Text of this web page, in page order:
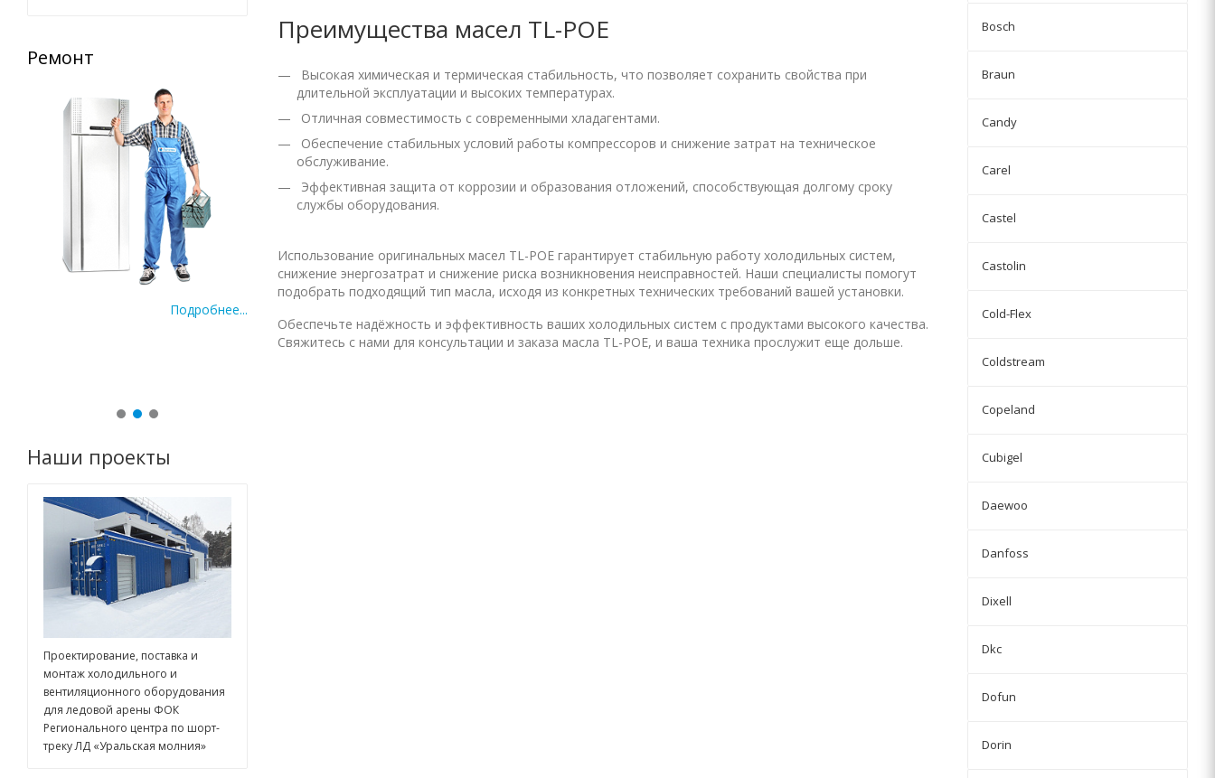
Преимущества масел TL-POE
Высокая химическая и термическая стабильность, что позволяет сохранить свойства при
длительной эксплуатации и высоких температурах.
Отличная совместимость с современными хладагентами.
Обеспечение стабильных условий работы компрессоров и снижение затрат на техническое
обслуживание.
Эффективная защита от коррозии и образования отложений, способствующая долгому сроку
службы оборудования.
Использование оригинальных масел TL-POE гарантирует стабильную работу холодильных систем,
снижение энергозатрат и снижение риска возникновения неисправностей. Наши специалисты помогут
подобрать подходящий тип масла, исходя из конкретных технических требований вашей установки.
Обеспечьте надёжность и эффективность ваших холодильных систем с продуктами высокого качества.
Свяжитесь с нами для консультации и заказа масла TL-POE, и ваша техника прослужит еще дольше.
Ремонт
Подробнее...
Наши проекты
Проектирование, поставка и
монтаж холодильного и
вентиляционного оборудования
для ледовой арены ФОК
Регионального центра по шорт-
треку ЛД «Уральская молния»
Bosch
Braun
Candy
Carel
Castel
Castolin
Cold-Flex
Coldstream
Copeland
Cubigel
Daewoo
Danfoss
Dixell
Dkc
Dofun
Dorin